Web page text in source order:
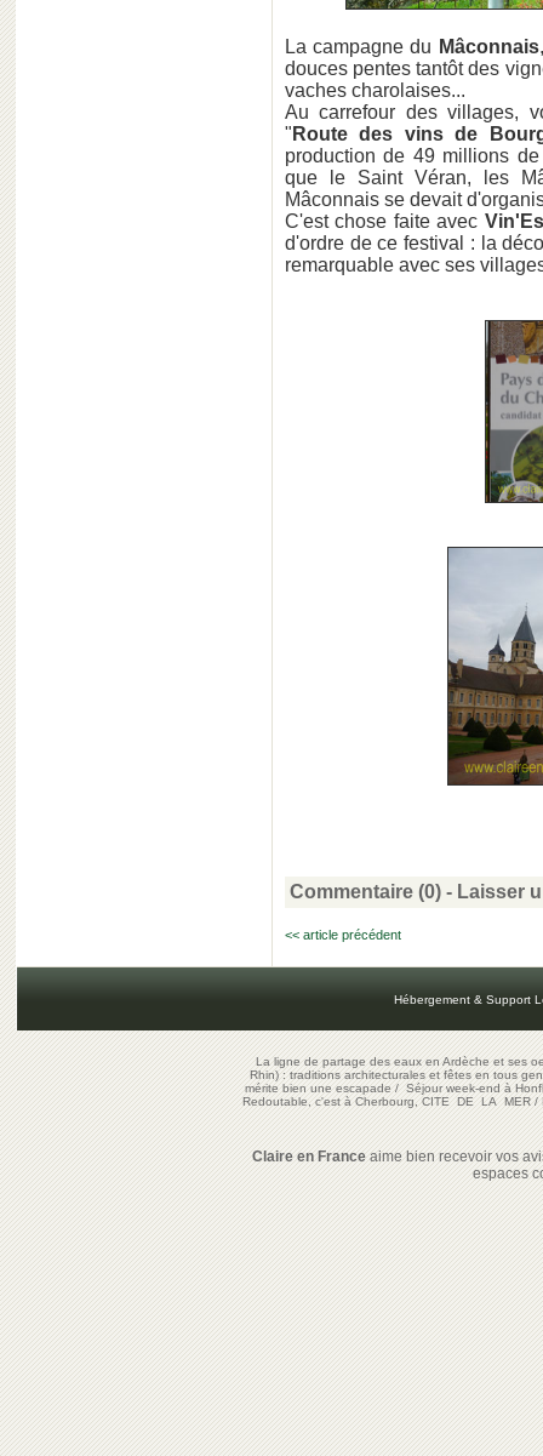
La campagne du Mâconnais
douces pentes tantôt des
vaches charolaises...
Au carrefour des villages,
" Route des vins de
production de 49 millions
que le Saint Véran, les
Mâconnais se devait
C'est chose faite avec
d'ordre de ce festival : la
remarquable avec ses
Commentaire (0) - Laisser
<< article précédent
Hébergement & Support
La ligne de partage des eaux en Ardèche et ses
Rhin) : traditions architecturales et fêtes en tous
mérite bien une escapade/Séjour week-end à
Redoutable, c'est à Cherbourg, CITE DE LA MER/
Claire en Franceaime bien recevoir vos
espaces